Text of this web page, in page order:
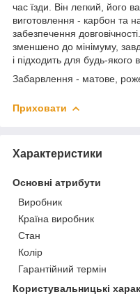
час їзди. Він легкий, його
виготовлення - карбон та
забезпечення
зменшено до мінімуму,
і підходить для будь-якого
Забарвлення - матове,
Приховати
Характеристики
Основні атрибути
Виробник
Країна виробник
Стан
Колір
Гарантійний термін
Користувальницькі